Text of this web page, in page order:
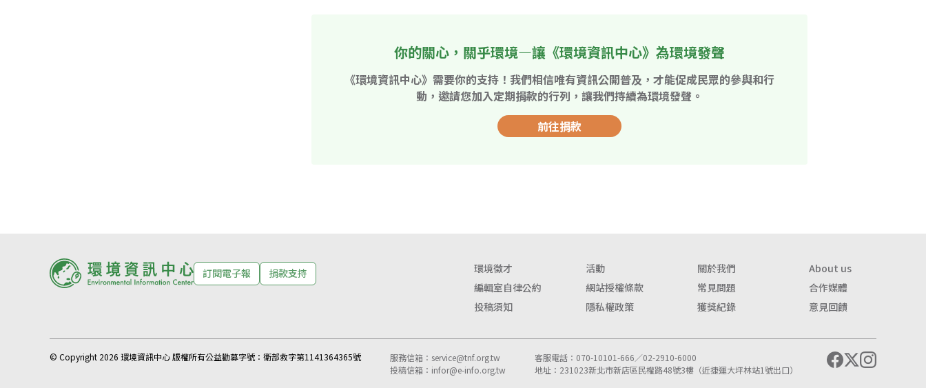
你的關心，關乎環境—讓《環境資訊中心》為環境發聲
《環境資訊中心》需要你的支持！我們相信唯有資訊公開普及，才能促成民眾的參與和行
動，邀請您加入定期捐款的行列，讓我們持續為環境發聲。
前往捐款
訂閱電子報 捐款支持 環境徵才 活動 關於我們
About us
編輯室自律公約
網站授權條款 常見問題
合作媒體
投稿須知
隱私權政策 獲獎紀錄 意見回饋
© Copyright 2026 環境資訊中心 版權所有公益勸募字號： 衛部救字第1141364365號 服務信箱： service@tnf.org.tw
投稿信箱： infor@e-info.org.tw
客服電話：070-10101-666／02-2910-6000
地址：231023新北市新店區民權路48號3樓（近捷運大坪林站1號出口）